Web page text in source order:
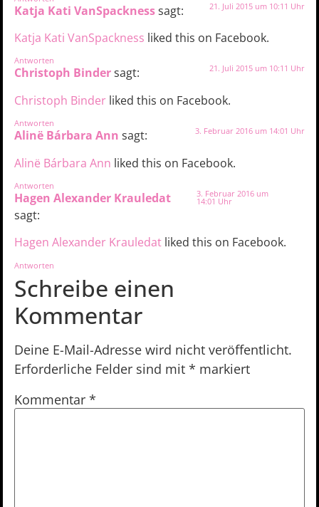
Katja Kati VanSpacknesssagt: 21. Juli 2015 um 10:11 Uhr
Katja Kati VanSpackness liked this on Facebook.
Antworten
Christoph Bindersagt: 21. Juli 2015 um 10:11 Uhr
Christoph Binder liked this on Facebook.
Antworten
Alinë Bárbara Ann sagt: 3. Februar 2016 um 14:01 Uhr
Alinë Bárbara Ann liked this on Facebook.
Antworten
Hagen Alexander Krauledat
sagt:
3. Februar 2016 um
14:01 Uhr
Hagen Alexander Krauledat liked this on Facebook.
Antworten
Schreibe einen
Kommentar
Deine E-Mail-Adresse wird nicht veröffentlicht.
Erforderliche Felder sind mit * markiert
Kommentar *